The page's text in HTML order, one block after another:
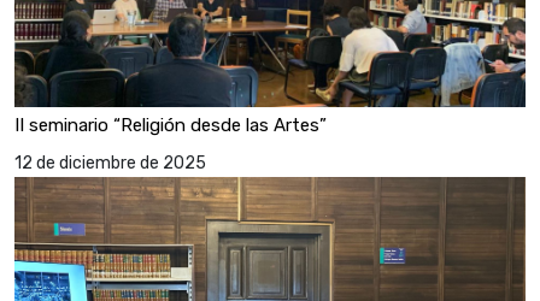
II seminario “Religión desde las Artes”
12 de diciembre de 2025